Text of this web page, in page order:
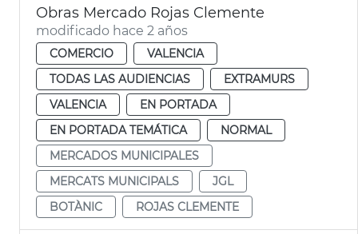
Obras Mercado Rojas Clemente
modificado hace 2 años
COMERCIO
VALENCIA
TODAS LAS AUDIENCIAS
EXTRAMURS
VALENCIA
EN PORTADA
EN PORTADA TEMÁTICA
NORMAL
MERCADOS MUNICIPALES
MERCATS MUNICIPALS
JGL
BOTÀNIC
ROJAS CLEMENTE